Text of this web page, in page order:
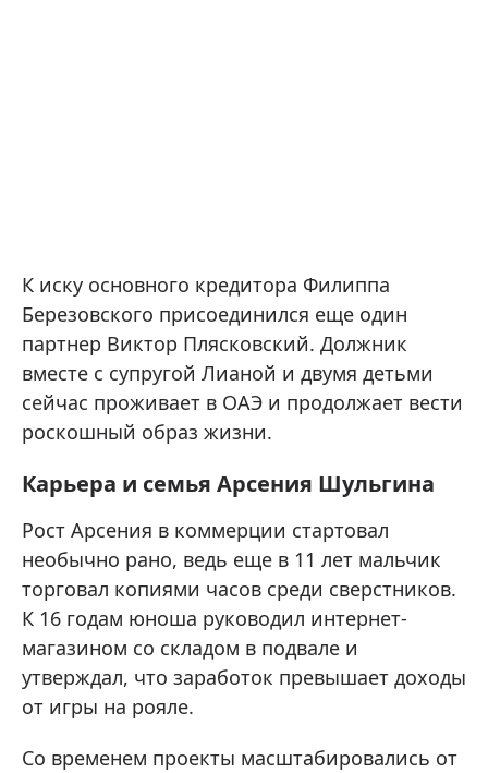
К иску основного кредитора Филиппа
Березовского присоединился еще один
партнер Виктор Плясковский. Должник
вместе с супругой Лианой и двумя детьми
сейчас проживает в ОАЭ и продолжает вести
роскошный образ жизни.
Карьера и семья Арсения Шульгина
Рост Арсения в коммерции стартовал
необычно рано, ведь еще в 11 лет мальчик
торговал копиями часов среди сверстников.
К 16 годам юноша руководил интернет-
магазином со складом в подвале и
утверждал, что заработок превышает доходы
от игры на рояле.
Со временем проекты масштабировались от